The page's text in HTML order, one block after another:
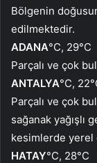
Bölgenin
edilmektedir.
ADANA°C, 29°C
Parçalı ve çok
ANTALYA°C,
Parçalı ve çok
sağanak yağışlı
kesimlerde yerel
HATAY°C, 28°C